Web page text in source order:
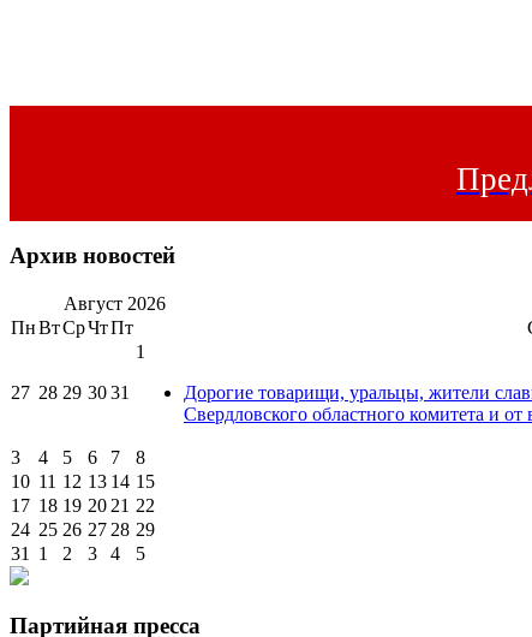
Архив новостей
Август 2026
ПнВтСрЧтПт
27 28 29 3031
1
Дорогие товарищи, уральцы, жители
Свердловского областного комитета и
3 4 5 6 7 8
10 11 12 13 14 15
17 18 19 20 21 22
24 25 26 27 28 29
31
1 2 3 4 5
Партийная пресса